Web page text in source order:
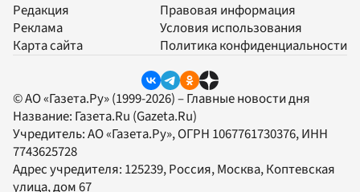
Редакция
Реклама
Карта сайта
Правовая информация
Условия использования
Политика конфиденциальности
© АО «Газета.Ру» (1999-2026) – Главные новости дня
Название: Газета.Ru (Gazeta.Ru)
Учредитель:АО «Газета.Ру», ОГРН 1067761730376, ИНН
7743625728
Адрес учредителя: 125239, Россия, Москва, Коптевская
улица, дом 67